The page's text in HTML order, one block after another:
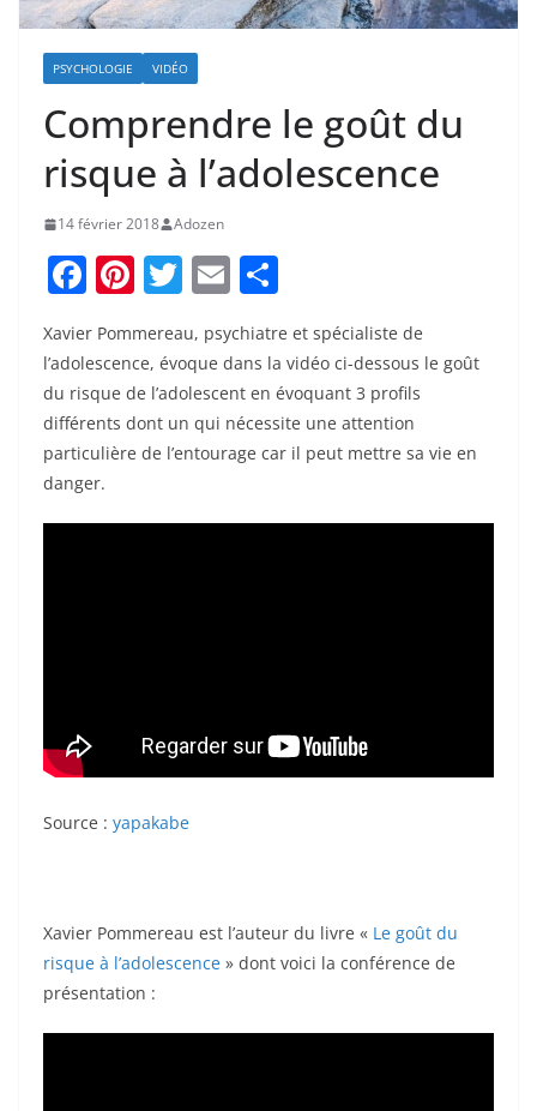
PSYCHOLOGIE VIDÉO
Comprendre le goût du
risque à l’adolescence
14 février 2018 Adozen
F
c
e
b
o
o
Pi
er
e
st
T
itt
er
E
m
ai
l
ta
g
er
Xavier Pommereau, psychiatre et spécialiste de
l’adolescence, évoque dans la vidéo ci-dessous le goût
du risque de l’adolescent en évoquant 3 profils
différents dont un qui nécessite une attention
particulière de l’entourage car il peut mettre sa vie en
danger.
Source : yapakabe
Xavier Pommereau est l’auteur du livre « Le goût du
risque à l’adolescence » dont voici la conférence de
présentation :